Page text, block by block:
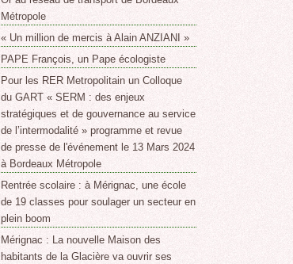
Métropole
« Un million de mercis à Alain ANZIANI »
PAPE François, un Pape écologiste
Pour les RER Metropolitain un Colloque
du GART « SERM : des enjeux
stratégiques et de gouvernance au service
de l’intermodalité » programme et revue
de presse de l'événement le 13 Mars 2024
à Bordeaux Métropole
Rentrée scolaire : à Mérignac, une école
de 19 classes pour soulager un secteur en
plein boom
Mérignac : La nouvelle Maison des
habitants de la Glacière va ouvrir ses